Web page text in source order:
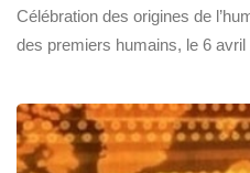
Célébration des origines de
des premiers humains, le 6 avril